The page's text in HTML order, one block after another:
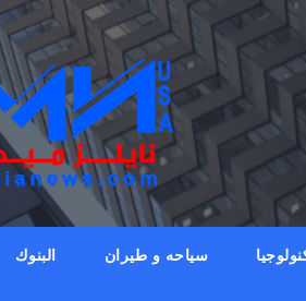
سياحه و طيران البنوك